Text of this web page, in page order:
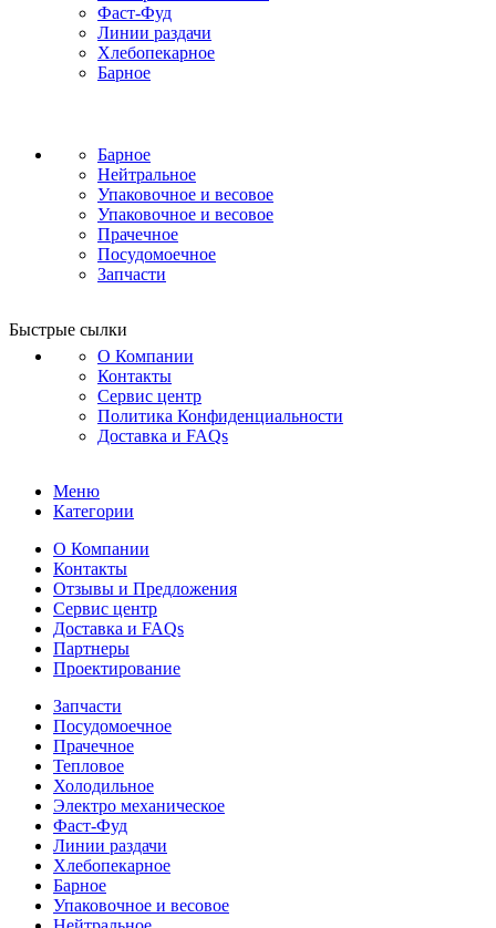
Фаст-Фуд
Линии раздачи
Хлебопекарное
Барное
Барное
Нейтральное
Упаковочное и весовое
Упаковочное и весовое
Прачечное
Посудомоечное
Запчасти
Быстрые сылки
О Компании
Контакты
Сервис центр
Политика Конфиденциальности
Доставка и FAQs
Меню
Категории
О Компании
Контакты
Отзывы и Предложения
Сервис центр
Доставка и FAQs
Партнеры
Проектирование
Запчасти
Посудомоечное
Прачечное
Тепловое
Холодильное
Электро механическое
Фаст-Фуд
Линии раздачи
Хлебопекарное
Барное
Упаковочное и весовое